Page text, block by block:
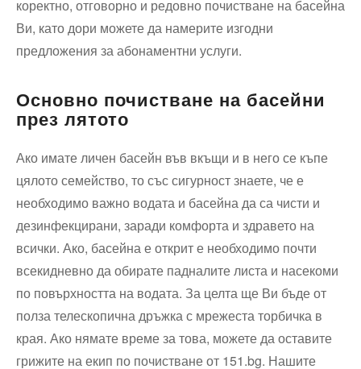
коректно, отговорно и редовно почистване на басейна
Ви, като дори можете да намерите изгодни
предложения за абонаментни услуги.
Основно почистване на басейни
през лятото
Ако имате личен басейн във вкъщи и в него се къпе
цялото семейство, то със сигурност знаете, че е
необходимо важно водата и басейна да са чисти и
дезинфекцирани, заради комфорта и здравето на
всички. Ако, басейна е открит е необходимо почти
всекидневно да обирате падналите листа и насекоми
по повърхността на водата. За целта ще Ви бъде от
полза телескопична дръжка с мрежеста торбичка в
края. Ако нямате време за това, можете да оставите
грижите на екип по почистване от 151.bg. Нашите